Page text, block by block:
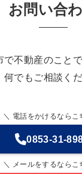
お問い合
で不動産のこと
何でもご相談く
＼ 電話をかけるならこ
0853-31-
＼ メールをするならこ